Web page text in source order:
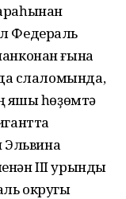
Федераль
ғына
слаломында,
яҡшы һөҙөмтә
Эльвина
III урынды
округы